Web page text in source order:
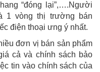
“đóng lại”,….Người
1 vòng thị trường bán
điện thoại ưng ý nhất.
đơn vị bán sản phẩm
cả và chính sách bảo
tin vào chính sách của